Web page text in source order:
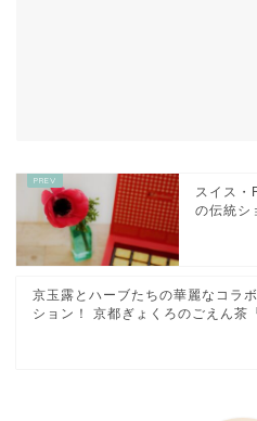
スイス・
の伝統シ
京玉露とハーブたちの華麗なコラ
ション！ 京都ぎょくろのごえん茶